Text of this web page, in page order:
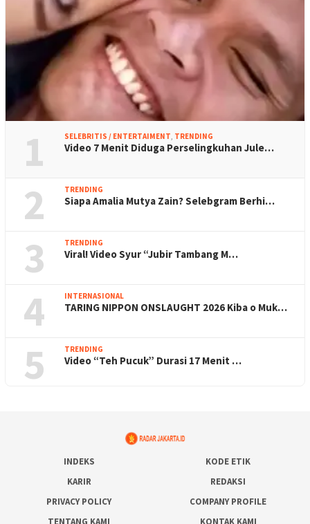
1 SELEBRITIS / ENTERTAIMENT TRENDING
Video 7 Menit Diduga Perselingkuhan Jule…
2 TRENDING
Siapa Amalia Mutya Zain? Selebgram Berhi…
3 TRENDING
Viral! Video Syur “Jubir Tambang M…
4 INTERNASIONAL
TARING NIPPON ONSLAUGHT 2026 Kiba o Muk…
5 TRENDING
Video “Teh Pucuk” Durasi 17 Menit …
INDEKS
KODE ETIK
KARIR
REDAKSI
PRIVACY POLICY
COMPANY PROFILE
TENTANG KAMI
KONTAK KAMI